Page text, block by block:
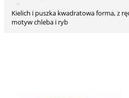
Kielich i puszka kwadratowa forma, z ręcznie rzeźbioną dekoracją -
motyw chleba i ryb